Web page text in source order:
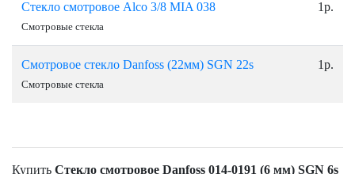
Стекло смотровое Alco 3/8 МIA 038
Смотровые стекла
1р.
Смотровое стекло Danfoss (22мм) SGN 22s
Смотровые стекла
1р.
Купить Стекло cмотровое Danfoss 014-0191 (6 мм) SGN 6s